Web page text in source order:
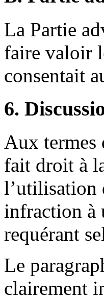
La Partie
faire valoir
consentait
6.
Aux termes
fait droit à
l’utilisation
infraction à
requérant
Le
clairement